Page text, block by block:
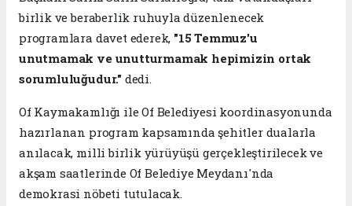
birlik ve beraberlik ruhuyla düzenlenecek
programlara davet ederek, "15 Temmuz'u
unutmamak ve unutturmamak hepimizin ortak
sorumluluğudur." dedi.
Of Kaymakamlığı ile Of Belediyesi koordinasyonunda
hazırlanan program kapsamında şehitler dualarla
anılacak, milli birlik yürüyüşü gerçekleştirilecek ve
akşam saatlerinde Of Belediye Meydanı'nda
demokrasi nöbeti tutulacak.